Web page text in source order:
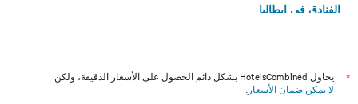
الفنادق في إيطاليا
*
يحاول HotelsCombined بشكل دائم الحصول على الأسعار الدقيقة، ولكن
لا يمكن ضمان الأسعار .